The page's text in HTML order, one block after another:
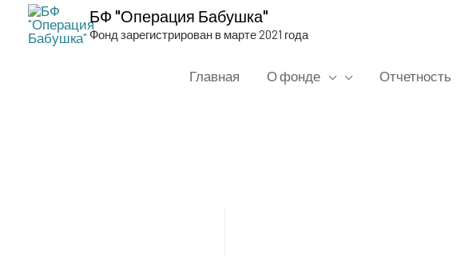
БФ "Операция Бабушка"
Фонд зарегистрирован в марте 2021 года
Главная О фонде Отчетность